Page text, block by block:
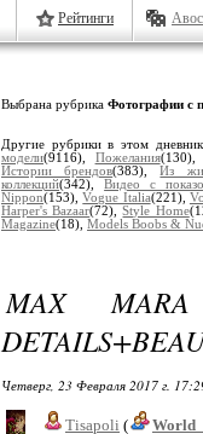
Рейтинги
Выбрана рубрика Фотографии с
Другие рубрики в этом
модели(9116), Пожелания
Истории брендов(383),Из
коллекций(342),Видео с
Nippon(153),Vogue Italia(221),
Harper's Bazaar(72),Style Home
Magazine(18), Models Boobs &
MAX MARA
Четверг, 23 Февраля 2017 г.
Tisapoli (